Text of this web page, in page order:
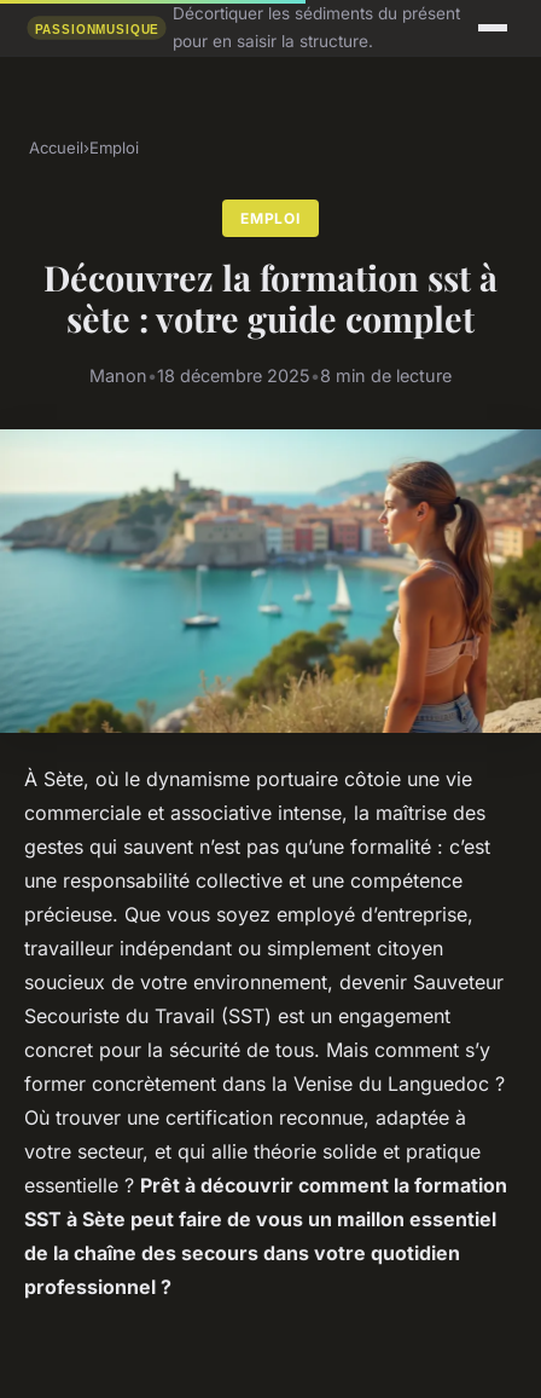
Décortiquer les sédiments du présent
pour en saisir la structure.
Accueil›Emploi
EMPLOI
Découvrez la formation sst à
sète : votre guide complet
Manon•18 décembre 2025•8 min de lecture
À Sète, où le dynamisme portuaire côtoie une vie
commerciale et associative intense, la maîtrise des
gestes qui sauvent n’est pas qu’une formalité : c’est
une responsabilité collective et une compétence
précieuse. Que vous soyez employé d’entreprise,
travailleur indépendant ou simplement citoyen
soucieux de votre environnement, devenir Sauveteur
Secouriste du Travail (SST) est un engagement
concret pour la sécurité de tous. Mais comment s’y
former concrètement dans la Venise du Languedoc ?
Où trouver une certification reconnue, adaptée à
votre secteur, et qui allie théorie solide et pratique
essentielle ? Prêt à découvrir comment la formation
SST à Sète peut faire de vous un maillon essentiel
de la chaîne des secours dans votre quotidien
professionnel ?